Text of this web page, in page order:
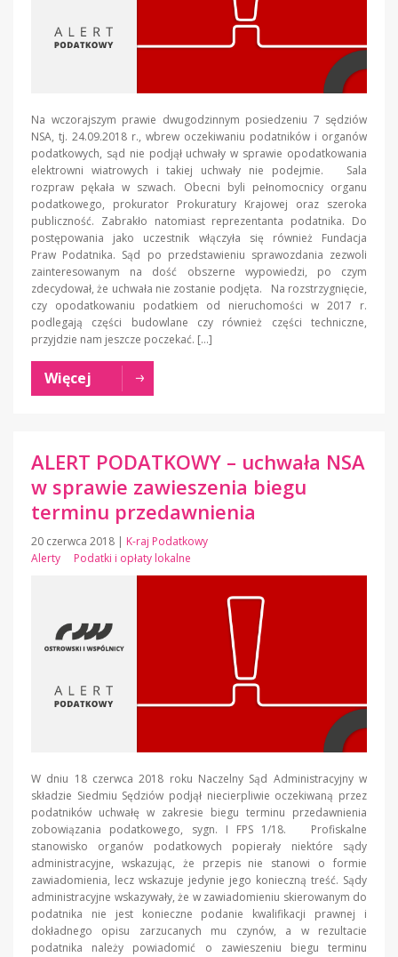
Na wczorajszym prawie dwugodzinnym posiedzeniu 7 sędziów
NSA, tj. 24.09.2018 r., wbrew oczekiwaniu podatników i organów
podatkowych, sąd nie podjął uchwały w sprawie opodatkowania
elektrowni wiatrowych i takiej uchwały nie podejmie. Sala
rozpraw pękała w szwach. Obecni byli pełnomocnicy organu
podatkowego, prokurator Prokuratury Krajowej oraz szeroka
publiczność. Zabrakło natomiast reprezentanta podatnika. Do
postępowania jako uczestnik włączyła się również Fundacja
Praw Podatnika. Sąd po przedstawieniu sprawozdania zezwoli
zainteresowanym na dość obszerne wypowiedzi, po czym
zdecydował, że uchwała nie zostanie podjęta. Na rozstrzygnięcie,
czy opodatkowaniu podatkiem od nieruchomości w 2017 r.
podlegają części budowlane czy również części techniczne,
przyjdzie nam jeszcze poczekać. […]
Więcej
ALERT PODATKOWY – uchwała NSA
w sprawie zawieszenia biegu
terminu przedawnienia
20 czerwca 2018 | K-raj Podatkowy
Alerty
Podatki i opłaty lokalne
W dniu 18 czerwca 2018 roku Naczelny Sąd Administracyjny w
składzie Siedmiu Sędziów podjął niecierpliwie oczekiwaną przez
podatników uchwałę w zakresie biegu terminu przedawnienia
zobowiązania podatkowego, sygn. I FPS 1/18. Profiskalne
stanowisko organów podatkowych popierały niektóre sądy
administracyjne, wskazując, że przepis nie stanowi o formie
zawiadomienia, lecz wskazuje jedynie jego konieczną treść. Sądy
administracyjne wskazywały, że w zawiadomieniu skierowanym do
podatnika nie jest konieczne podanie kwalifikacji prawnej i
dokładnego opisu zarzucanych mu czynów, a w rezultacie
podatnika należy powiadomić o zawieszeniu biegu terminu